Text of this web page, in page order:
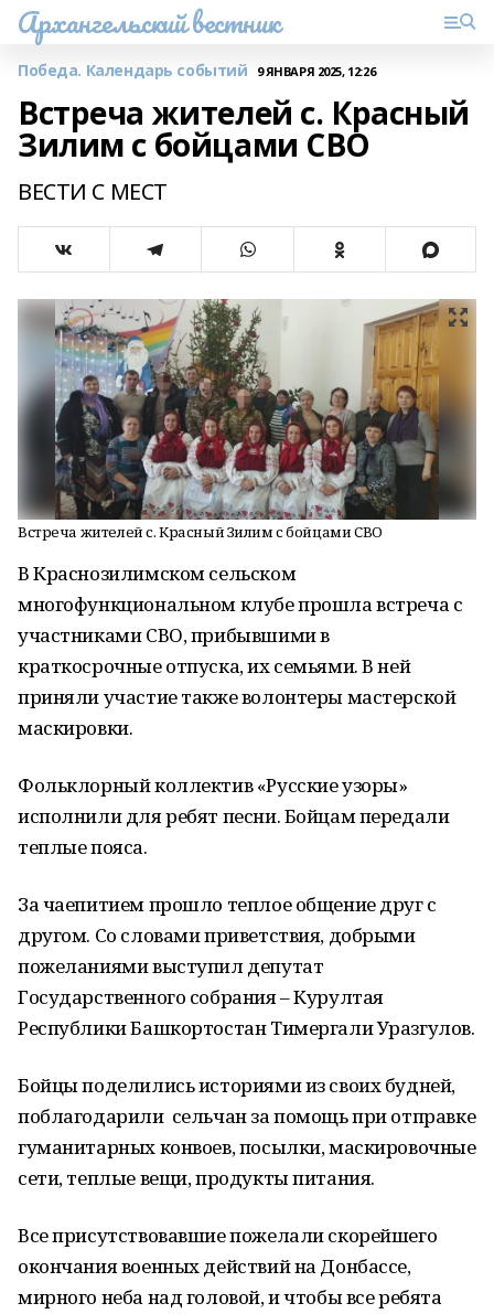
Архангельский вестник
Победа. Календарь событий 9 ЯНВАРЯ 2025, 12:26
Встреча жителей с. Красный
Зилим с бойцами СВО
ВЕСТИ С МЕСТ
Встреча жителей с. Красный Зилим с бойцами СВО
В Краснозилимском сельском
многофункциональном клубе прошла встреча с
участниками СВО, прибывшими в
краткосрочные отпуска, их семьями. В ней
приняли участие также волонтеры мастерской
маскировки.
Фольклорный коллектив «Русские узоры»
исполнили для ребят песни. Бойцам передали
теплые пояса.
За чаепитием прошло теплое общение друг с
другом. Со словами приветствия, добрыми
пожеланиями выступил депутат
Государственного собрания – Курултая
Республики Башкортостан Тимергали Уразгулов.
Бойцы поделились историями из своих будней,
поблагодарили сельчан за помощь при отправке
гуманитарных конвоев, посылки, маскировочные
сети, теплые вещи, продукты питания.
Все присутствовавшие пожелали скорейшего
окончания военных действий на Донбассе,
мирного неба над головой, и чтобы все ребята